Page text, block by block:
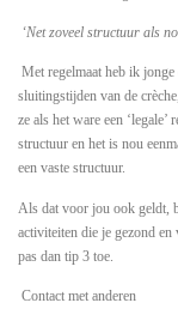
‘Net zoveel structuur als
Met regelmaat heb ik
sluitingstijden van de
ze als het ware een
structuur en het is nou
een vaste structuur.
Als dat voor jou ook geldt,
activiteiten die je gezond
pas dan tip 3 toe.
Contact met anderen